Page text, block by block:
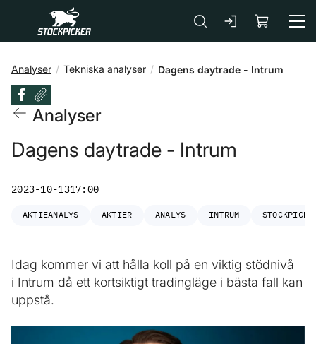
Gå till huvudinnehåll
Analyser Tekniska analyser Dagens daytrade - Intrum
Analyser
Dagens daytrade - Intrum
2023-10-1317:00
AKTIEANALYS AKTIER ANALYS INTRUM
Idag kommer vi att hålla koll på en viktig stödnivå
i Intrum då ett kortsiktigt tradingläge i bästa fall kan
uppstå.